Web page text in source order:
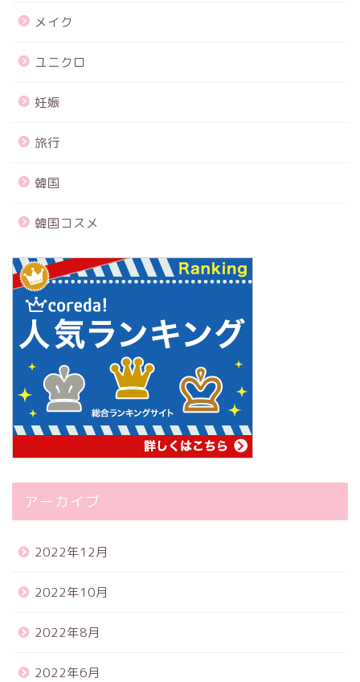
メイク
ユニクロ
妊娠
旅行
韓国
韓国コスメ
アーカイブ
2022年12月
2022年10月
2022年8月
2022年6月